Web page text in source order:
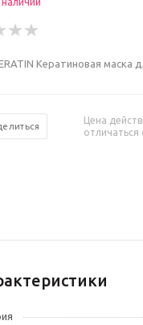
Кератиновая маска
Цена
отличаться